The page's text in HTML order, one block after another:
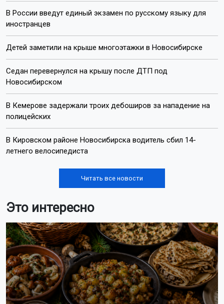
В России введут единый экзамен по русскому языку для
иностранцев
Детей заметили на крыше многоэтажки в Новосибирске
Седан перевернулся на крышу после ДТП под
Новосибирском
В Кемерове задержали троих дебоширов за нападение на
полицейских
В Кировском районе Новосибирска водитель сбил 14-
летнего велосипедиста
Читать все новости
Это интересно